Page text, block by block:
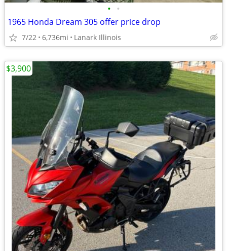
• •
1965 Honda Dream 305 offer price drop
7/22 6,736mi Lanark Illinois
$3,900